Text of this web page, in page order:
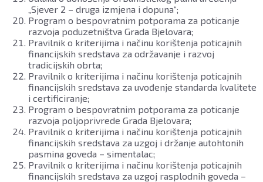
„Sjever 2 – druga izmjena i dopuna“;
Program o bespovratnim potporama za poticanje
razvoja poduzetništva Grada Bjelovara;
Pravilnik o kriterijima i načinu korištenja poticajnih
financijskih sredstava za održavanje i razvoj
tradicijskih obrta;
Pravilnik o kriterijima i načinu korištenja poticajnih
financijskih sredstava za uvođenje standarda kvalitete
i certificiranje;
Program o bespovratnim potporama za poticanje
razvoja poljoprivrede Grada Bjelovara;
Pravilnik o kriterijima i načinu korištenja poticajnih
financijskih sredstava za uzgoj i držanje autohtonih
pasmina goveda – simentalac;
Pravilnik o kriterijima i načinu korištenja poticajnih
financijskih sredstava za uzgoj rasplodnih goveda –